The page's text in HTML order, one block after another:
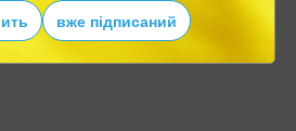
вже підписаний